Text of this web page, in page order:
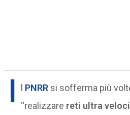
I PNRRsi sofferma più
“realizzare reti ultra veloci